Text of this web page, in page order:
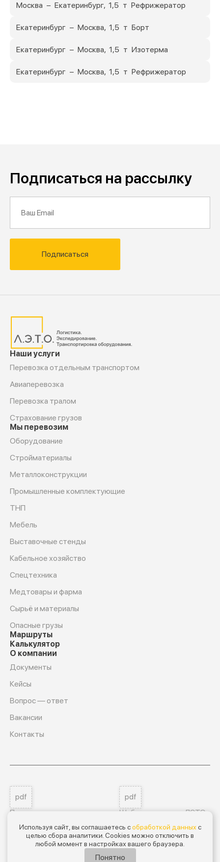
Москва – Екатеринбург, 1,5 т Рефрижератор
Екатеринбург – Москва, 1,5 т Борт
Екатеринбург – Москва, 1,5 т Изотерма
Екатеринбург – Москва, 1,5 т Рефрижератор
Подписаться на рассылку
Подписаться
Наши услуги
Перевозка отдельным транспортом
Авиаперевозка
Перевозка тралом
Страхование грузов
Мы перевозим
Оборудование
Cтройматериалы
Металлоконструкции
Промышленные комплектующие
ТНП
Мебель
Выставочные стенды
Кабельное хозяйство
Спецтехника
Медтовары и фарма
Сырьё и материалы
Опасные грузы
Маршруты
Калькулятор
О компании
Документы
Кейсы
Вопрос — ответ
Вакансии
Контакты
Мы на ГосЛог
GL-B044-00112-00/00032233
pdf
Пользовательское соглашение
pdf
Шаблон договора ЛЭТО
Используя сайт, вы соглашаетесь собработкой данныхс
целью сбора аналитики. Cookies можно отключить в
любой момент в настройках вашего браузера.
Понятно